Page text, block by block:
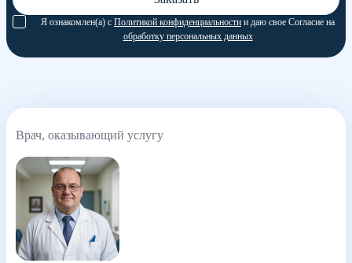
Я ознакомлен(а) с Политикой конфиденциальности и даю свое Согласие на
обработку персональных данных
Врач, оказывающий услугу